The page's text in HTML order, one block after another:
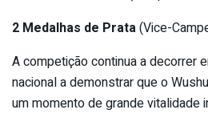
2 Medalhas de Prata(Vice-
A competição continua a decorrer
nacional a demonstrar que o
um momento de grande vitalidade